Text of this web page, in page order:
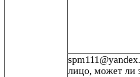
лицо, может ли